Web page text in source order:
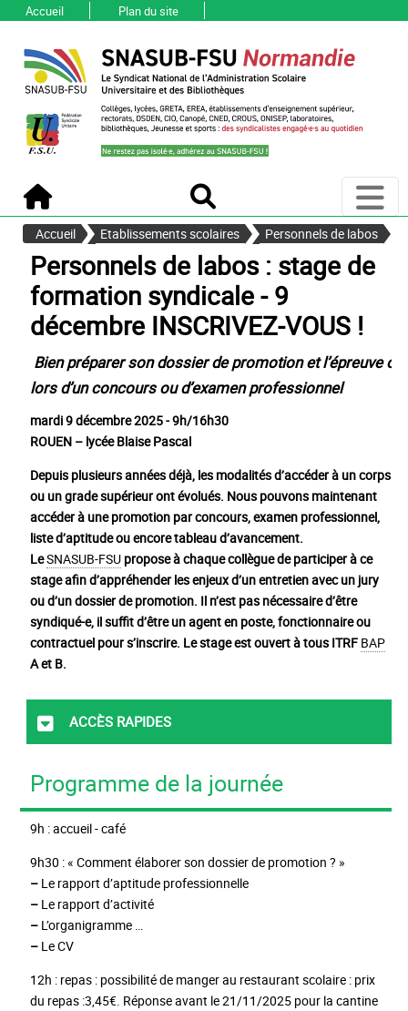
Accueil Plan du site
Accueil Recherche
Accueil Etablissements scolaires Personnels de labos
personnels de labos : stage de
formation syndicale - 9
décembre INSCRIVEZ-VOUS !
Bien préparer son dossier de promotion et l’épreuve
lors d’un concours ou d’examen professionnel
mardi 9 décembre 2025 - 9h/16h30
ROUEN – lycée Blaise Pascal
Depuis plusieurs années déjà, les modalités d’accéder à un corps
ou un grade supérieur ont évolués. Nous pouvons maintenant
accéder à une promotion par concours, examen professionnel,
liste d’aptitude ou encore tableau d’avancement.
LeSNASUB-FSUpropose à chaque collègue de participer à ce
stage afin d’appréhender les enjeux d’un entretien avec un jury
ou d’un dossier de promotion. Il n’est pas nécessaire d’être
syndiqué-e, il suffit d’être un agent en poste, fonctionnaire ou
contractuel pour s’inscrire. Le stage est ouvert à tous ITRF BAP
A et B.
Accès rapides
Programme de la journée
9h : accueil - café
9h30 : « Comment élaborer son dossier de promotion ? »
–Le rapport d’aptitude professionnelle
–Le rapport d’activité
–L’organigramme …
–Le CV
12h : repas : possibilité de manger au restaurant scolaire : prix
du repas :3,45€. Réponse avant le 21/11/2025 pour la cantine